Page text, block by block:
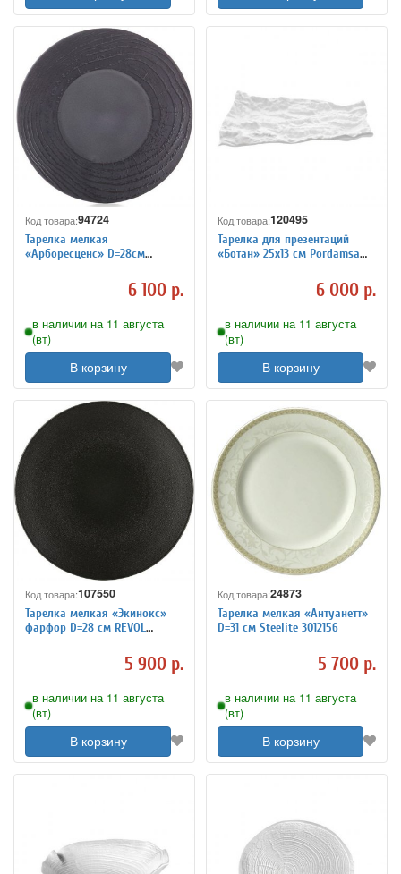
Код товара:94724
Тарелка мелкая
«Арборесценс» D=28см
6 100 р.
в наличии на 11 августа
(вт)
В корзину
Код товара:120495
Тарелка для презентаций
«Ботан» 25х13 см Pordamsa
6 000 р.
в наличии на 11 августа
(вт)
В корзину
Код товара:107550
Тарелка мелкая «Экинокс»
фарфор D=28 см REVOL
5 900 р.
в наличии на 11 августа
(вт)
В корзину
Код товара:24873
Тарелка мелкая «Антуанетт»
D=31 см Steelite 3012156
5 700 р.
в наличии на 11 августа
(вт)
В корзину